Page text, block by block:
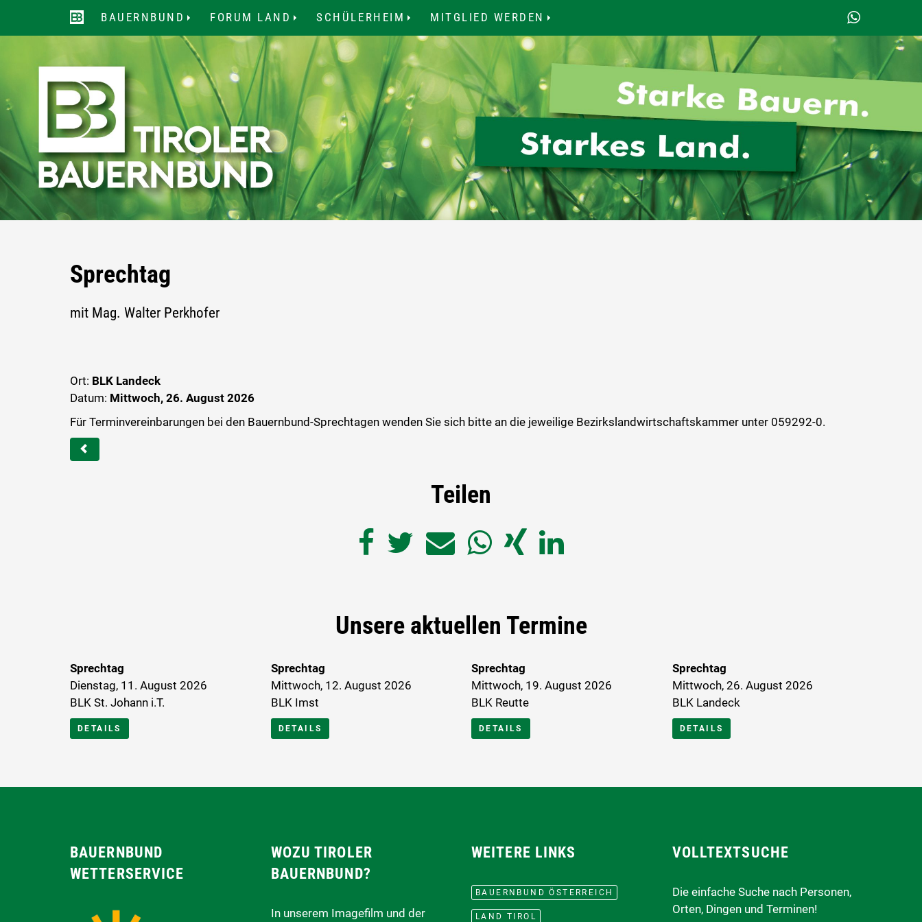
BAUERNBUND FORUM LAND SCHÜLERHEIM MITGLIED WERDEN
Sprechtag
mit Mag. Walter Perkhofer
Ort: BLK Landeck
Datum: Mittwoch, 26. August 2026
Für Terminvereinbarungen bei den Bauernbund-Sprechtagen wenden Sie sich bitte an die jeweilige Bezirkslandwirtschaftskammer unter 059292-0.
Teilen
Unsere aktuellen Termine
Sprechtag
Dienstag, 11. August 2026
BLK St. Johann i.T.
DETAILS
Sprechtag
Mittwoch, 12. August 2026
BLK Imst
DETAILS
Sprechtag
Mittwoch, 19. August 2026
BLK Reutte
DETAILS
Sprechtag
Mittwoch, 26. August 2026
BLK Landeck
DETAILS
BAUERNBUND
WETTERSERVICE
WOZU TIROLER
BAUERNBUND?
In unserem Imagefilm und der
WEITERE LINKS
BAUERNBUND ÖSTERREICH
LAND TIROL
VOLLTEXTSUCHE
Die einfache Suche nach Personen,
Orten, Dingen und Terminen!